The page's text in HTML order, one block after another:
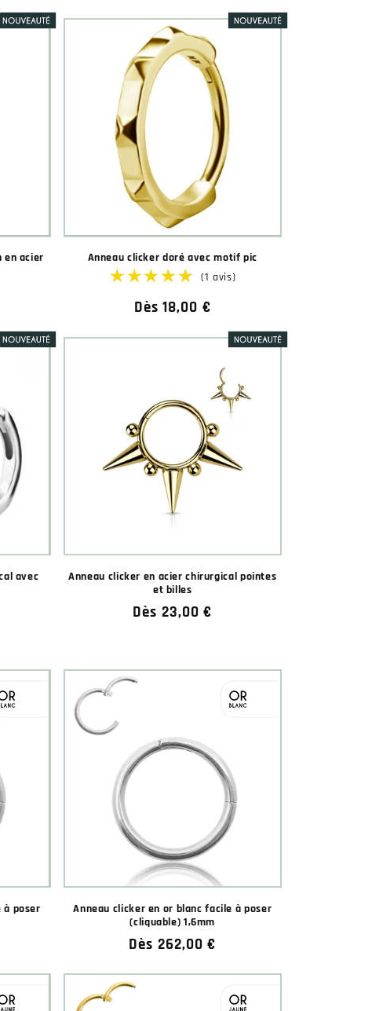
(1 avis)
en acier
Anneau clicker doré avec motif pic
Prix
Dès 18,00 €
avec
Anneau clicker en acier chirurgical pointes
et billes
Prix
Dès 23,00 €
à poser
Anneau clicker en or blanc facile à poser
(cliquable) 1,6mm
Prix
Dès 262,00 €